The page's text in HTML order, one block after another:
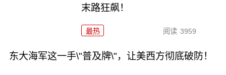
末路狂飙！
最热 阅读 3959
东大海军这一手\"普及牌\"，让美西方彻底破防！